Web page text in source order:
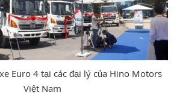
Euro 4 tại các đại lý của Hino Motors
Việt Nam